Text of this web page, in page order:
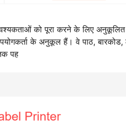
को पूरा करने के लिए अनुकूलित
के अनुकूल हैं। वे पाठ, बारकोड,
पह